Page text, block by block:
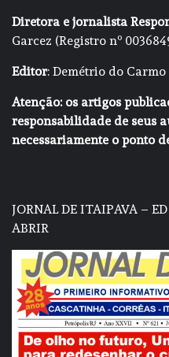
Diretora e jornalista
Garcez (Registro nº
Editor: Demétrio do Carmo
Atenção: os artigos
responsabilidade de seus
necessariamente o ponto
JORNAL DE ITAIPAVA –
ABRIR